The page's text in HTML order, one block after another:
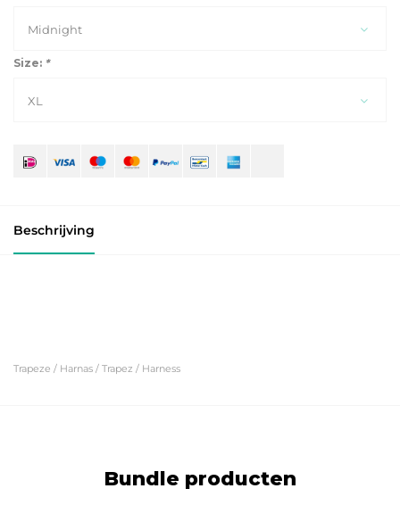
Midnight
Size: *
XL
Beschrijving
Trapeze / Harnas / Trapez / Harness
Bundle producten